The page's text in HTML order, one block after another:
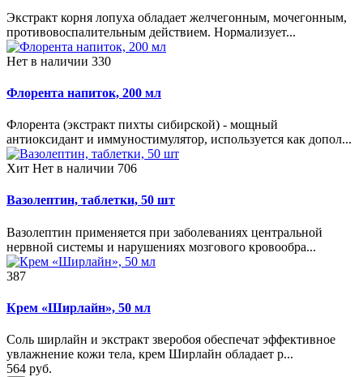
Экстракт корня лопуха обладает желчегонным, мочегонным,
противовоспалительным действием. Нормализует...
Нет в наличии 330
Флорента напиток, 200 мл
Флорента (экстракт пихты сибирской) - мощный
антиоксидант и иммуностимулятор, используется как допол...
Хит Нет в наличии 706
Вазолептин, таблетки, 50 шт
Вазолептин применяется при заболеваниях центральной
нервной системы и нарушениях мозгового кровообра...
387
Крем «Ширлайн», 50 мл
Соль ширлайн и экстракт зверобоя обеспечат эффективное
увлажнение кожи тела, крем Ширлайн обладает р...
564 руб.